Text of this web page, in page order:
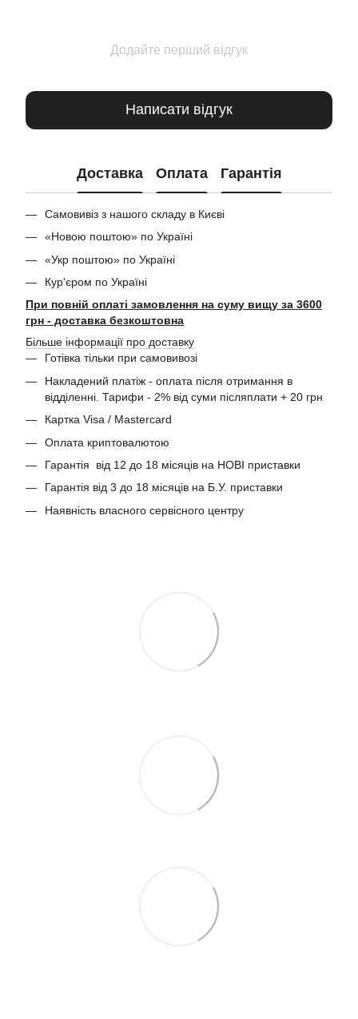
Додайте перший відгук
Написати відгук
Доставка Оплата Гарантія
Самовивіз з нашого складу в Києві
«Новою поштою» по Україні
«Укр поштою» по Україні
Кур'єром по Україні
При повній оплаті замовлення на суму вищу за 3600
грн - доставка безкоштовна
Більше інформації про доставку
Готівка тільки при самовивозі
Накладений платіж - оплата після отримання в
відділенні. Тарифи - 2% від суми післяплати + 20 грн
Картка Visa / Mastercard
Оплата криптовалютою
Гарантія від 12 до 18 місяців на НОВІ приставки
Гарантія від 3 до 18 місяців на Б.У. приставки
Наявність власного сервісного центру